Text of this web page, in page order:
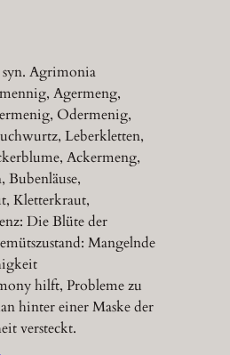
Agrimonia
Agermeng,
Odermenig,
Leberkletten,
Ackermeng,
Bubenläuse,
Kletterkraut,
Die Blüte der
Mangelnde
hilft, Probleme zu
hinter einer Maske der
versteckt.